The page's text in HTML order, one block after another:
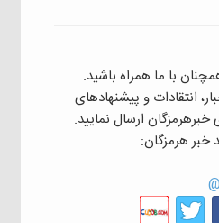
با ما همراه باشید.
انتقادات و پیشنهادهای
ارسال نمایید.
خبر هرمزگان: